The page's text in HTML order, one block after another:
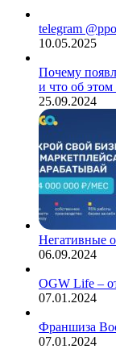
telegram
10.05.2025
Почему
и что об
25.09.2024
Негативные
06.09.2024
OGW Life –
07.01.2024
Франшиза
07.01.2024